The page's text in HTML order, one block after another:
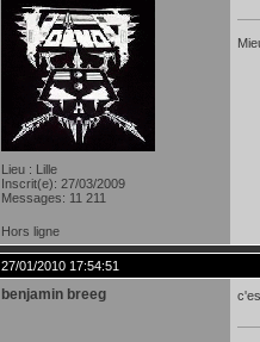
Lieu : Lille
Inscrit(e): 27/03/2009
Messages: 11 211
Hors ligne
27/01/2010 17:54:51
benjamin breeg